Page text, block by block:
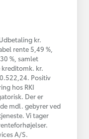
kr.
rente 5,49 %,
%, samlet
kr.
Positiv
hos RKI
Der er
mdl. gebyrer ved
Vi tager
A/S.